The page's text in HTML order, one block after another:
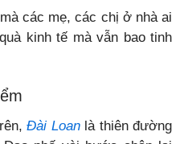
các mẹ, các chị ở nhà ai
kinh tế mà vẫn bao tinh
Đài Loanlà thiên đường